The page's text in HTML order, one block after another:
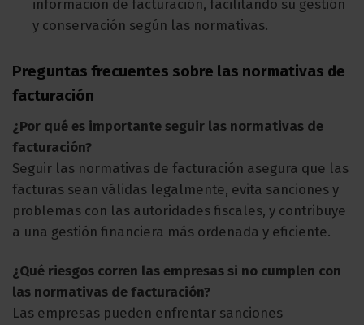
información de facturación, facilitando su gestión
y conservación según las normativas.
Preguntas frecuentes sobre las normativas de
facturación
¿Por qué es importante seguir las normativas de
facturación?
Seguir las normativas de facturación asegura que las
facturas sean válidas legalmente, evita sanciones y
problemas con las autoridades fiscales, y contribuye
a una gestión financiera más ordenada y eficiente.
¿Qué riesgos corren las empresas si no cumplen con
las normativas de facturación?
Las empresas pueden enfrentar sanciones